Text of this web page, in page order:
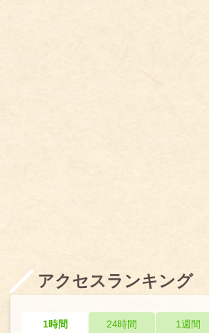
アクセスランキング
1時間 24時間 1週間